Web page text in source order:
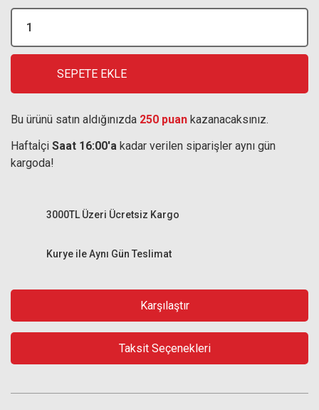
SEPETE EKLE
Bu ürünü satın aldığınızda 250 puan kazanacaksınız.
Haftaİçi Saat 16:00'a kadar verilen siparişler aynı gün
kargoda!
Kurye ile Aynı Gün Teslimat
3000TL Üzeri Ücretsiz Kargo
Karşılaştır
Taksit Seçenekleri